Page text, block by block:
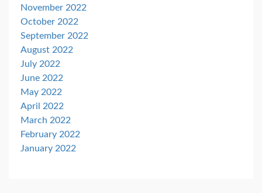
November 2022
October 2022
September 2022
August 2022
July 2022
June 2022
May 2022
April 2022
March 2022
February 2022
January 2022